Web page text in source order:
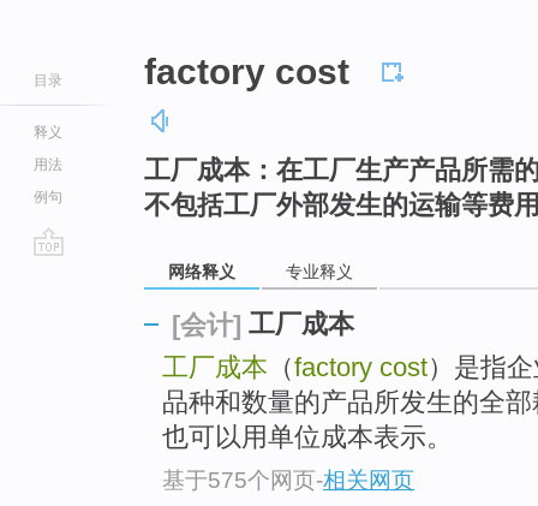
目录
释义
用法
例句
factory cost
工厂成本：在工厂生产产品所需
不包括工厂外部发生的运输等费
网络释义 专业释义
[会计] 工厂成本
工厂成本 （factory cost）是指
品种和数量的产品所发生的全
也可以用单位成本表示。
基于575个网页-相关网页